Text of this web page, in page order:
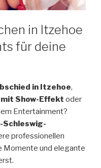
in Itzehoe
für deine
in Itzehoe,
Show-Effekt oder
Entertainment?
professionellen
Momente und elegante